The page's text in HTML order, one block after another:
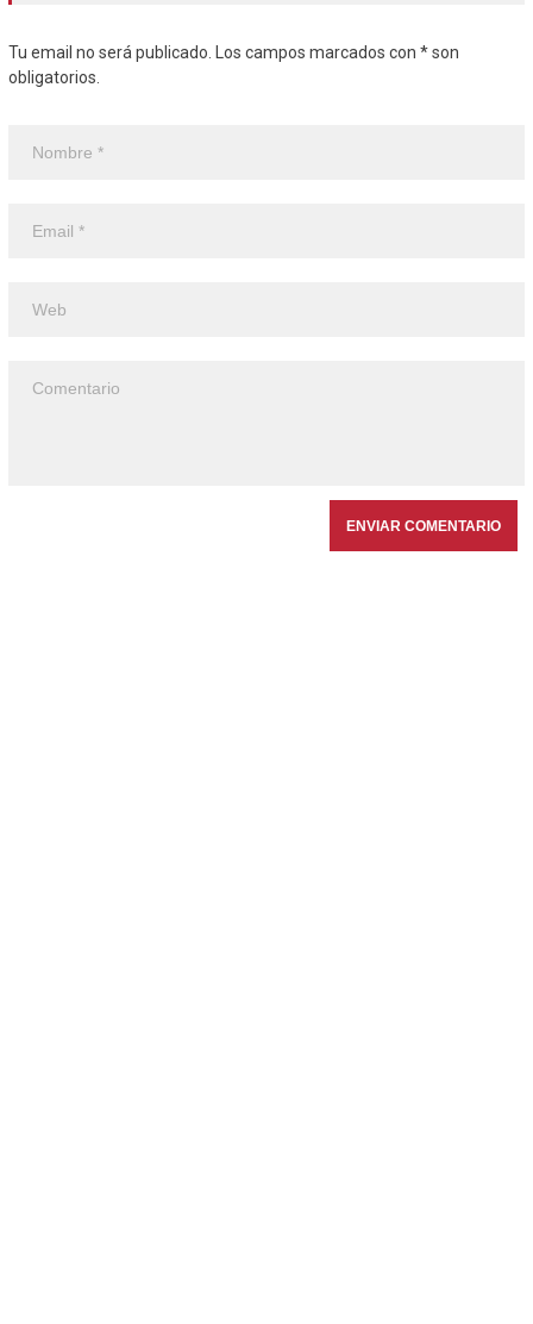
Tu email no será publicado. Los campos marcados con * son
obligatorios.